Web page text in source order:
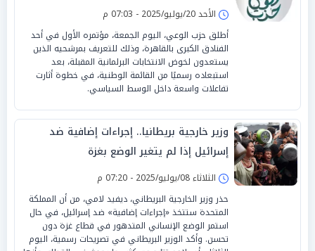
الأحد 20/يوليو/2025 - 07:03 م
أطلق حزب الوعي، اليوم الجمعة، مؤتمره الأول في أحد
الفنادق الكبرى بالقاهرة، وذلك للتعريف بمرشحيه الذين
يستعدون لخوض الانتخابات البرلمانية المقبلة، بعد
استبعاده رسميًا من القائمة الوطنية، في خطوة أثارت
تفاعلات واسعة داخل الوسط السياسي.
وزير خارجية بريطانيا.. إجراءات إضافية ضد
إسرائيل إذا لم يتغير الوضع بغزة
الثلاثاء 08/يوليو/2025 - 07:20 م
حذر وزير الخارجية البريطاني، ديفيد لامي، من أن المملكة
المتحدة ستتخذ «إجراءات إضافية» ضد إسرائيل، في حال
استمر الوضع الإنساني المتدهور في قطاع غزة دون
تحسن. وأكد الوزير البريطاني في تصريحات رسمية، اليوم